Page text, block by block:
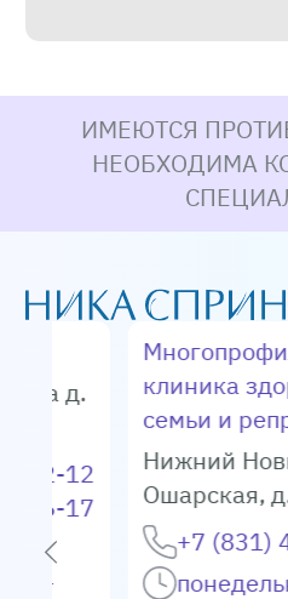
ИМЕЮТСЯ
НЕОБХОДИМА
д.
72-12
66-17
—
—
клиника
семьи и
Нижний
Ошарская,
+7 (831)